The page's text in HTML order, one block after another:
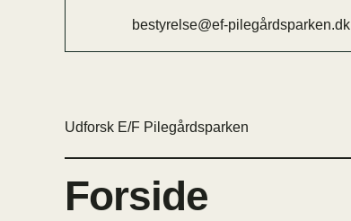
bestyrelse@ef-pilegårdsparken.dk
Udforsk E/F Pilegårdsparken
Forside